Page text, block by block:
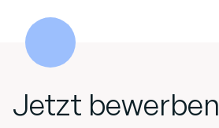
Jetzt bewerben